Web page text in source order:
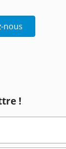
nous
!